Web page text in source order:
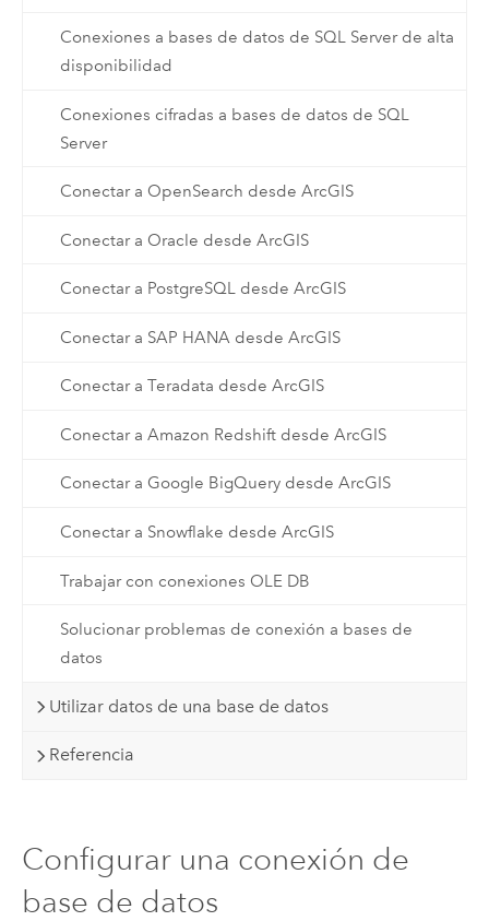
Conexiones a bases de datos de SQL Server de alta
disponibilidad
Conexiones cifradas a bases de datos de SQL
Server
Conectar a OpenSearch desde ArcGIS
Conectar a Oracle desde ArcGIS
Conectar a PostgreSQL desde ArcGIS
Conectar a SAP HANA desde ArcGIS
Conectar a Teradata desde ArcGIS
Conectar a Amazon Redshift desde ArcGIS
Conectar a Google BigQuery desde ArcGIS
Conectar a Snowflake desde ArcGIS
Trabajar con conexiones OLE DB
Solucionar problemas de conexión a bases de
datos
Utilizar datos de una base de datos
Referencia
Configurar una conexión de
base de datos